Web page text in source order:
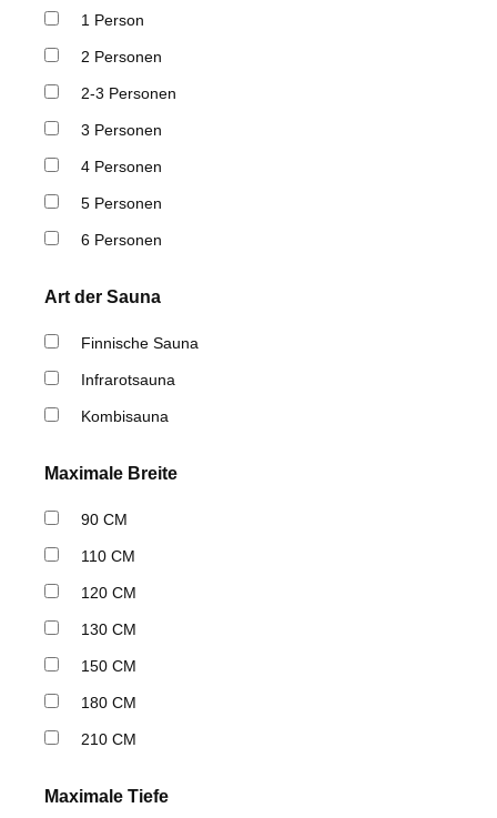
1 Person
2 Personen
2-3 Personen
3 Personen
4 Personen
5 Personen
6 Personen
Art der Sauna
Finnische Sauna
Infrarotsauna
Kombisauna
Maximale Breite
90 CM
110 CM
120 CM
130 CM
150 CM
180 CM
210 CM
Maximale Tiefe